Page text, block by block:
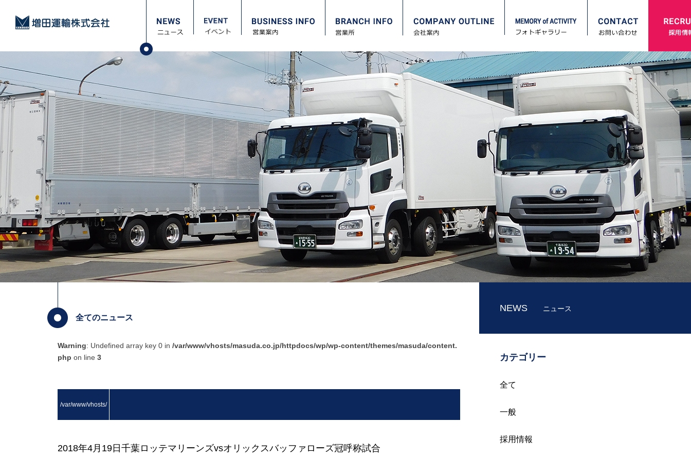
全てのニュース
Warning: Undefined array key 0 in /var/www/vhosts/masuda.co.jp/httpdocs/wp/wp-content/themes/masuda/content.
php on line 3
/var/www/vhosts/
2018年4月19日千葉ロッテマリーンズvsオリックスバッファローズ冠呼称試合
NEWS ニュース
カテゴリー
全て
一般
採用情報